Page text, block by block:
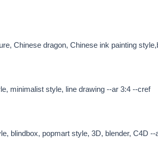
Chinese dragon, Chinese ink painting
minimalist style, line drawing --ar 3:4 --cref
blindbox, popmart style, 3D, blender, C4D --